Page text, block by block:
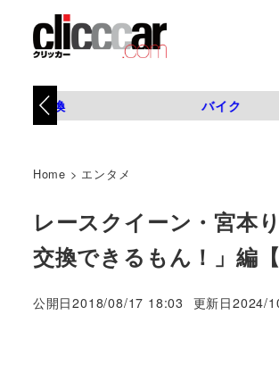
タイヤ交換 バイク
Home > エンタメ
レースクイーン・宮本
交換できるもん！」編
公開日2018/08/17 18:03 更新日2024/